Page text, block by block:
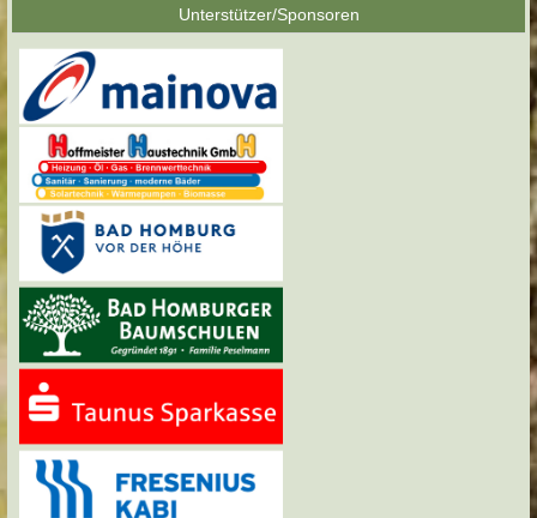
Unterstützer/Sponsoren